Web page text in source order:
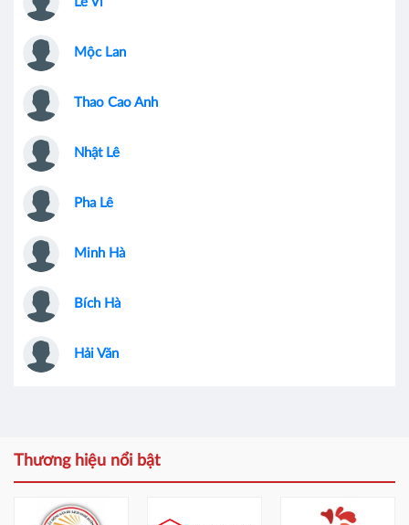
Mộc Lan
Thao Cao Anh
Nhật Lê
Pha Lê
Minh Hà
Bích Hà
Hải Văn
Thương hiệu nổi bật